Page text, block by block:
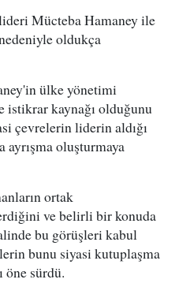
Mücteba Hamaney ile
oldukça
ülke yönetimi
istikrar kaynağı olduğunu
çevrelerin liderin aldığı
oluşturmaya
ortak
ve belirli bir konuda
bu görüşleri kabul
bunu siyasi kutuplaşma
öne sürdü.